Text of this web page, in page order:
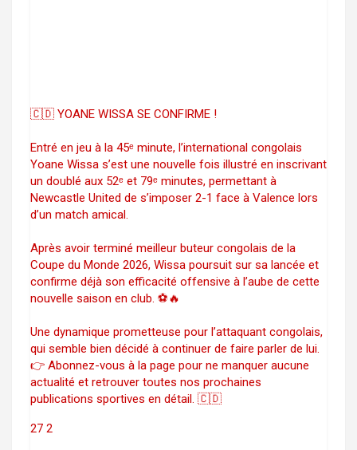
🇨🇩 YOANE WISSA SE CONFIRME !
Entré en jeu à la 45ᵉ minute, l’international congolais
Yoane Wissa s’est une nouvelle fois illustré en inscrivant
un doublé aux 52ᵉ et 79ᵉ minutes, permettant à
Newcastle United de s’imposer 2-1 face à Valence lors
d’un match amical.
Après avoir terminé meilleur buteur congolais de la
Coupe du Monde 2026, Wissa poursuit sur sa lancée et
confirme déjà son efficacité offensive à l’aube de cette
nouvelle saison en club. ⚽🔥
Une dynamique prometteuse pour l’attaquant congolais,
qui semble bien décidé à continuer de faire parler de lui.
👉 Abonnez-vous à la page pour ne manquer aucune
actualité et retrouver toutes nos prochaines
publications sportives en détail. 🇨🇩
27 2